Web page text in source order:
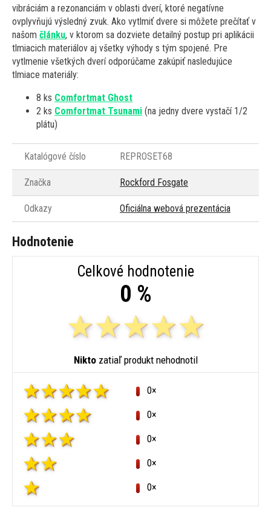
vibráciám a rezonanciám v oblasti dverí, ktoré negatívne
ovplyvňujú výsledný zvuk. Ako vytlmiť dvere si môžete prečítať v
našom článku, v ktorom sa dozviete detailný postup pri aplikácii
tlmiacich materiálov aj všetky výhody s tým spojené. Pre
vytlmenie všetkých dverí odporúčame zakúpiť nasledujúce
tlmiace materiály:
8 ks Comfortmat Ghost
2 ks Comfortmat Tsunami (na jedny dvere vystačí 1/2
plátu)
Katalógové číslo REPROSET68
Značka Rockford Fosgate
Odkazy Oficiálna webová prezentácia
Hodnotenie
Celkové hodnotenie
0 %
Niktozatiaľ produkt nehodnotil
0×
0×
0×
0×
0×